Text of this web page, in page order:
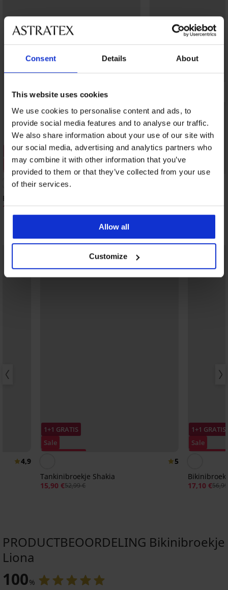
Consent Details About
This website uses cookies
We use cookies to personalise content and ads, to
provide social media features and to analyse our traffic.
We also share information about your use of our site with
our social media, advertising and analytics partners who
may combine it with other information that you’ve
provided to them or that they’ve collected from your use
of their services.
Allow all
Customize
1+1 GRATIS
Sale
Korting -70%
Bikinibroekje Kahlani
11,70 €38,99 €
1+1 GRATIS
Sale
Korting -70%
13,50 €44,99 €
Ontdek vergelijkbare stukken
4,9
1+1 GRATIS
Sale
5
Tankinibroekje Shakia
15,90 €52,99 €
1+1 GRATIS
Sale
17,10 €
Sale -60%
SaleSale
PRODUCTBEOORDELING Bikinibroekje
Liona
100%